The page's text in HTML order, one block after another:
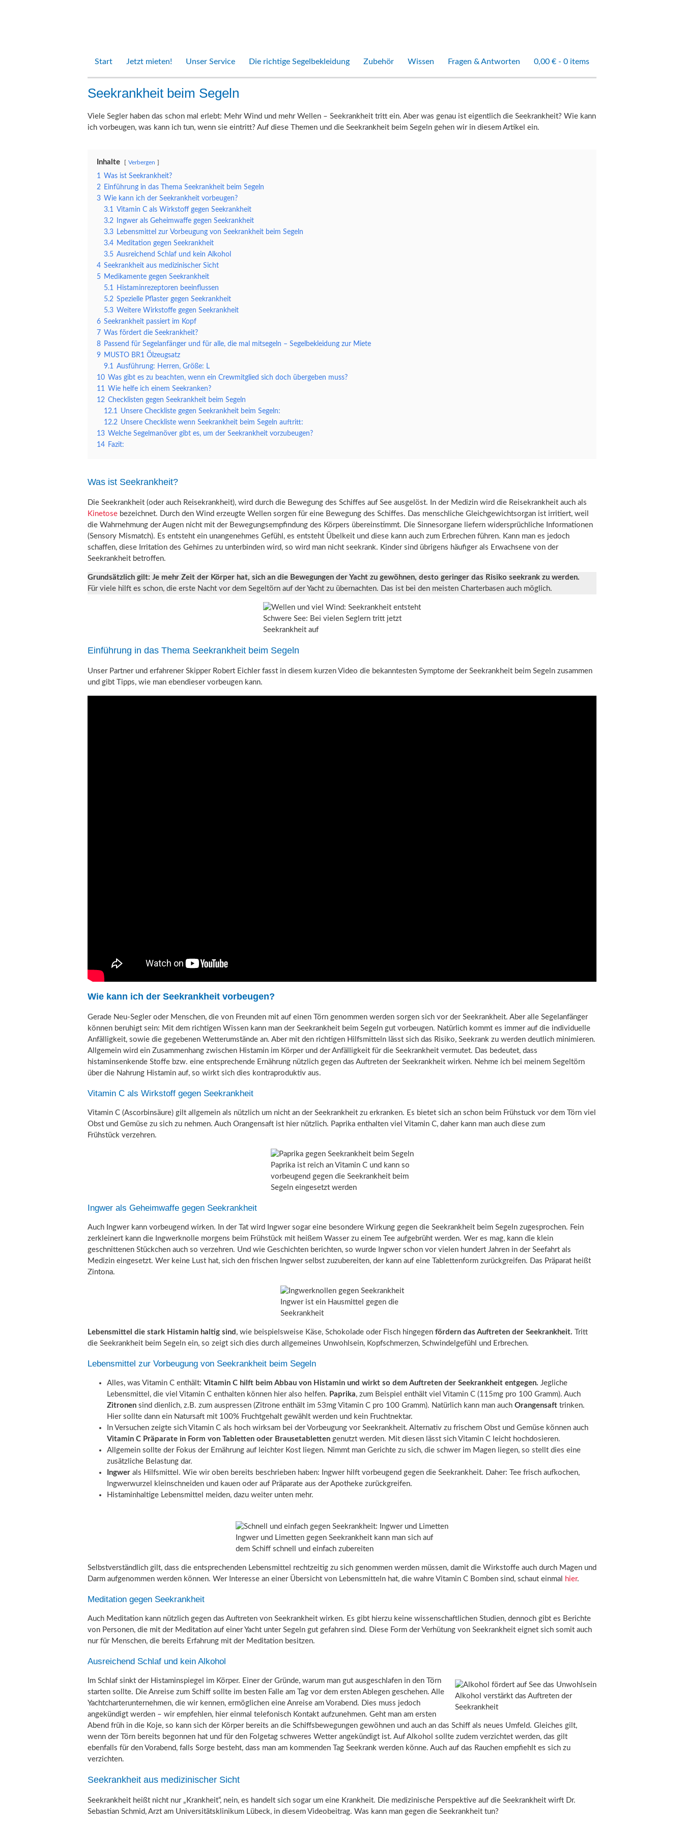
Start Jetzt mieten! Unser Service Die richtige Segelbekleidung Zubehör Wissen Fragen & Antworten 0,00 € - 0 items
Seekrankheit beim Segeln
Viele Segler haben das schon mal erlebt: Mehr Wind und mehr Wellen – Seekrankheit tritt ein. Aber was genau ist eigentlich die Seekrankheit? Wie kann
ich vorbeugen, was kann ich tun, wenn sie eintritt? Auf diese Themen und die Seekrankheit beim Segeln gehen wir in diesem Artikel ein.
Inhalte Verbergen
1 Was ist Seekrankheit?
2 Einführung in das Thema Seekrankheit beim Segeln
3 Wie kann ich der Seekrankheit vorbeugen?
3.1 Vitamin C als Wirkstoff gegen Seekrankheit
3.2
Ingwer als Geheimwaffe gegen Seekrankheit
3.3 Lebensmittel zur Vorbeugung von Seekrankheit beim Segeln
3.4 Meditation gegen Seekrankheit
3.5 Ausreichend Schlaf und kein Alkohol
4 Seekrankheit aus medizinischer Sicht
5 Medikamente gegen Seekrankheit
5.1 Histaminrezeptoren beeinflussen
5.2 Spezielle Pflaster gegen Seekrankheit
5.3 Weitere Wirkstoffe gegen Seekrankheit
6 Seekrankheit passiert im Kopf
7 Was fördert die Seekrankheit?
8 Passend für Segelanfänger und für alle, die mal mitsegeln – Segelbekleidung zur Miete
9 MUSTO BR1 Ölzeugsatz
9.1 Ausführung: Herren, Größe: L
10 Was gibt es zu beachten, wenn ein Crewmitglied sich doch übergeben muss?
11 Wie helfe ich einem Seekranken?
12 Checklisten gegen Seekrankheit beim Segeln
12.1 Unsere Checkliste gegen Seekrankheit beim Segeln:
12.2 Unsere Checkliste wenn Seekrankheit beim Segeln auftritt:
13 Welche Segelmanöver gibt es, um der Seekrankheit vorzubeugen?
14 Fazit:
Was ist Seekrankheit?
Die Seekrankheit (oder auch Reisekrankheit), wird durch die Bewegung des Schiffes auf See ausgelöst. In der Medizin wird die Reisekrankheit auch als
Kinetose bezeichnet. Durch den Wind erzeugte Wellen sorgen für eine Bewegung des Schiffes. Das menschliche Gleichgewichtsorgan ist irritiert, weil
die Wahrnehmung der Augen nicht mit der Bewegungsempfindung des Körpers übereinstimmt. Die Sinnesorgane liefern widersprüchliche Informationen
(Sensory Mismatch). Es entsteht ein unangenehmes Gefühl, es entsteht Übelkeit und diese kann auch zum Erbrechen führen. Kann man es jedoch
schaffen, diese Irritation des Gehirnes zu unterbinden wird, so wird man nicht seekrank. Kinder sind übrigens häufiger als Erwachsene von der
Seekrankheit betroffen.
Grundsätzlich gilt: Je mehr Zeit der Körper hat, sich an die Bewegungen der Yacht zu gewöhnen, desto geringer das Risiko seekrank zu werden.
Für viele hilft es schon, die erste Nacht vor dem Segeltörn auf der Yacht zu übernachten. Das ist bei den meisten Charterbasen auch möglich.
Schwere See: Bei vielen Seglern tritt jetzt
Seekrankheit auf
Einführung in das Thema Seekrankheit beim Segeln
Unser Partner und erfahrener Skipper Robert Eichler fasst in diesem kurzen Video die bekanntesten Symptome der Seekrankheit beim Segeln zusammen
und gibt Tipps, wie man ebendieser vorbeugen kann.
Wie kann ich der Seekrankheit vorbeugen?
Gerade Neu-Segler oder Menschen, die von Freunden mit auf einen Törn genommen werden sorgen sich vor der Seekrankheit. Aber alle Segelanfänger
können beruhigt sein: Mit dem richtigen Wissen kann man der Seekrankheit beim Segeln gut vorbeugen. Natürlich kommt es immer auf die individuelle
Anfälligkeit, sowie die gegebenen Wetterumstände an. Aber mit den richtigen Hilfsmitteln lässt sich das Risiko, Seekrank zu werden deutlich minimieren.
Allgemein wird ein Zusammenhang zwischen Histamin im Körper und der Anfälligkeit für die Seekrankheit vermutet. Das bedeutet, dass
histaminsenkende Stoffe bzw. eine entsprechende Ernährung nützlich gegen das Auftreten der Seekrankheit wirken. Nehme ich bei meinem Segeltörn
über die Nahrung Histamin auf, so wirkt sich dies kontraproduktiv aus.
Vitamin C als Wirkstoff gegen Seekrankheit
Vitamin C (Ascorbinsäure) gilt allgemein als nützlich um nicht an der Seekrankheit zu erkranken. Es bietet sich an schon beim Frühstuck vor dem Törn viel
Obst und Gemüse zu sich zu nehmen. Auch Orangensaft ist hier nützlich. Paprika enthalten viel Vitamin C, daher kann man auch diese zum
Frühstück verzehren.
Paprika ist reich an Vitamin C und kann so
vorbeugend gegen die Seekrankheit beim
Segeln eingesetzt werden
Ingwer als Geheimwaffe gegen Seekrankheit
Auch Ingwer kann vorbeugend wirken. In der Tat wird Ingwer sogar eine besondere Wirkung gegen die Seekrankheit beim Segeln zugesprochen. Fein
zerkleinert kann die Ingwerknolle morgens beim Frühstück mit heißem Wasser zu einem Tee aufgebrüht werden. Wer es mag, kann die klein
geschnittenen Stückchen auch so verzehren. Und wie Geschichten berichten, so wurde Ingwer schon vor vielen hundert Jahren in der Seefahrt als
Medizin eingesetzt. Wer keine Lust hat, sich den frischen Ingwer selbst zuzubereiten, der kann auf eine Tablettenform zurückgreifen. Das Präparat heißt
Zintona.
Ingwer ist ein Hausmittel gegen die
Seekrankheit
Lebensmittel die stark Histamin haltig sind , wie beispielsweise Käse, Schokolade oder Fisch hingegen fördern das Auftreten der Seekrankheit. Tritt
die Seekrankheit beim Segeln ein, so zeigt sich dies durch allgemeines Unwohlsein, Kopfschmerzen, Schwindelgefühl und Erbrechen.
Lebensmittel zur Vorbeugung von Seekrankheit beim Segeln
Alles, was Vitamin C enthält: Vitamin C hilft beim Abbau von Histamin und wirkt so dem Auftreten der Seekrankheit entgegen. Jegliche
Lebensmittel, die viel Vitamin C enthalten können hier also helfen. Paprika, zum Beispiel enthält viel Vitamin C (115mg pro 100 Gramm). Auch
Zitronensind dienlich, z.B. zum auspressen (Zitrone enthält im 53mg Vitamin C pro 100 Gramm). Natürlich kann man auch Orangensafttrinken.
Hier sollte dann ein Natursaft mit 100% Fruchtgehalt gewählt werden und kein Fruchtnektar.
In Versuchen zeigte sich Vitamin C als hoch wirksam bei der Vorbeugung vor Seekrankheit. Alternativ zu frischem Obst und Gemüse können auch
Vitamin C Präparate in Form von Tabletten oder Brausetablettengenutzt werden. Mit diesen lässt sich Vitamin C leicht hochdosieren.
Allgemein sollte der Fokus der Ernährung auf leichter Kost liegen. Nimmt man Gerichte zu sich, die schwer im Magen liegen, so stellt dies eine
zusätzliche Belastung dar.
Ingwerals Hilfsmittel. Wie wir oben bereits beschrieben haben: Ingwer hilft vorbeugend gegen die Seekrankheit. Daher: Tee frisch aufkochen,
Ingwerwurzel kleinschneiden und kauen oder auf Präparate aus der Apotheke zurückgreifen.
Histaminhaltige Lebensmittel meiden, dazu weiter unten mehr.
Ingwer und Limetten gegen Seekrankheit kann man sich auf
dem Schiff schnell und einfach zubereiten
Selbstverständlich gilt, dass die entsprechenden Lebensmittel rechtzeitig zu sich genommen werden müssen, damit die Wirkstoffe auch durch Magen und
Darm aufgenommen werden können. Wer Interesse an einer Übersicht von Lebensmitteln hat, die wahre Vitamin C Bomben sind, schaut einmal
hier.
Meditation gegen Seekrankheit
Auch Meditation kann nützlich gegen das Auftreten von Seekrankheit wirken. Es gibt hierzu keine wissenschaftlichen Studien, dennoch gibt es Berichte
von Personen, die mit der Meditation auf einer Yacht unter Segeln gut gefahren sind. Diese Form der Verhütung von Seekrankheit eignet sich somit auch
nur für Menschen, die bereits Erfahrung mit der Meditation besitzen.
Ausreichend Schlaf und kein Alkohol
Alkohol verstärkt das Auftreten der
Seekrankheit
Im Schlaf sinkt der Histaminspiegel im Körper. Einer der Gründe, warum man gut ausgeschlafen in den Törn
starten sollte. Die Anreise zum Schiff sollte im besten Falle am Tag vor dem ersten Ablegen geschehen. Alle
Yachtcharterunternehmen, die wir kennen, ermöglichen eine Anreise am Vorabend. Dies muss jedoch
angekündigt werden – wir empfehlen, hier einmal telefonisch Kontakt aufzunehmen. Geht man am ersten
Abend früh in die Koje, so kann sich der Körper bereits an die Schiffsbewegungen gewöhnen und auch an das Schiff als neues Umfeld. Gleiches gilt,
wenn der Törn bereits begonnen hat und für den Folgetag schweres Wetter angekündigt ist. Auf Alkohol sollte zudem verzichtet werden, das gilt
ebenfalls für den Vorabend, falls Sorge besteht, dass man am kommenden Tag Seekrank werden könne. Auch auf das Rauchen empfiehlt es sich zu
verzichten.
Seekrankheit aus medizinischer Sicht
Seekrankheit heißt nicht nur „Krankheit“, nein, es handelt sich sogar um eine Krankheit. Die medizinische Perspektive auf die Seekrankheit wirft Dr.
Sebastian Schmid, Arzt am Universitätsklinikum Lübeck, in diesem Videobeitrag. Was kann man gegen die Seekrankheit tun?